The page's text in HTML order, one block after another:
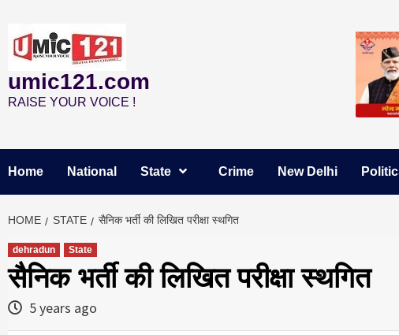
content
umic121.com
RAISE YOUR VOICE !
Home National State Crime New Delhi
HOME STATE सैनिक भर्ती की लिखित परीक्षा स्थगित
dehradun State
सैनिक भर्ती की लिखित परीक्षा स्थगित
5 years ago